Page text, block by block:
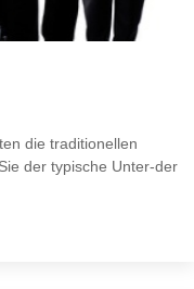
die traditionellen
der typische Unter-der